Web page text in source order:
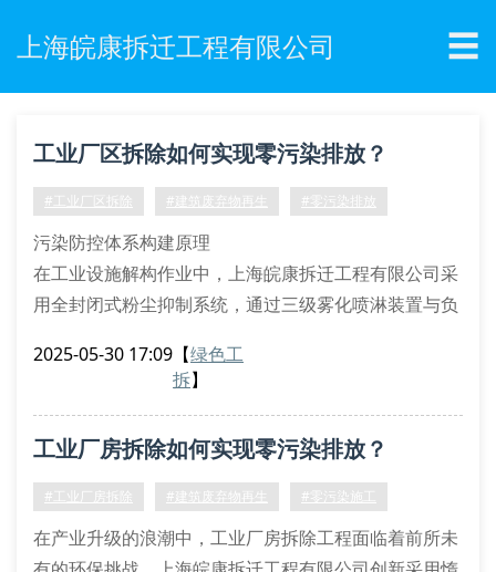
上海皖康拆迁工程有限公司 ☰
工业厂区拆除如何实现零污染排放？
#工业厂区拆除 #建筑废弃物再生 #零污染排放
污染防控体系构建原理
在工业设施解构作业中，上海皖康拆迁工程有限公司采
用全封闭式粉尘抑制系统，通过三级雾化喷淋装置与负
以内。针对化工残留物实施原位固化技术，运用高分子
挥发性有机物治理采用rto蓄热式焚烧装置
石棉纤维清除配备hepa过滤单元
2025-05-30 17:09 【绿色工
拆】
工业厂房拆除如何实现零污染排放？
#工业厂房拆除 #建筑废弃物再生 #零污染施工
在产业升级的浪潮中，工业厂房拆除工程面临着前所未